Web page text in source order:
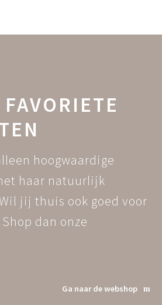
hoogwaardige
haar natuurlijk
jij thuis ook goed voor
dan onze
Ga naar de webshop